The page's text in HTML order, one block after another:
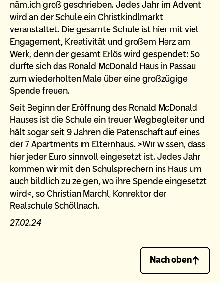
nämlich groß geschrieben. Jedes Jahr im Advent
wird an der Schule ein Christkindlmarkt
veranstaltet. Die gesamte Schule ist hier mit viel
Engagement, Kreativität und großem Herz am
Werk, denn der gesamt Erlös wird gespendet: So
durfte sich das Ronald McDonald Haus in Passau
zum wiederholten Male über eine großzügige
Spende freuen.
Seit Beginn der Eröffnung des Ronald McDonald
Hauses ist die Schule ein treuer Wegbegleiter und
hält sogar seit 9 Jahren die Patenschaft auf eines
der 7 Apartments im Elternhaus. >Wir wissen, dass
hier jeder Euro sinnvoll eingesetzt ist. Jedes Jahr
kommen wir mit den Schulsprechern ins Haus um
auch bildlich zu zeigen, wo ihre Spende eingesetzt
wird<, so Christian Marchl, Konrektor der
Realschule Schöllnach.
27.02.24
Nach oben